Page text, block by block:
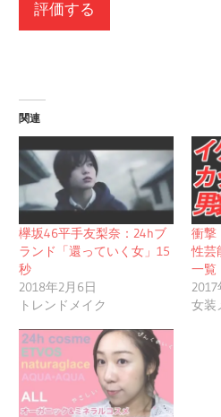
関連
欅坂46平手友梨奈：24hブ
ランド「還っていく女」15
秒
2018年2月6日
トレンドメイク
衝撃
性芸
一覧
女装